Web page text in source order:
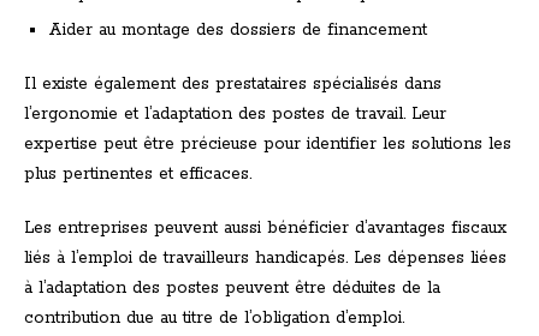
Aider au montage des dossiers de financement
Il existe également des prestataires spécialisés dans
l’ergonomie et l’adaptation des postes de travail. Leur
expertise peut être précieuse pour identifier les solutions les
plus pertinentes et efficaces.
Les entreprises peuvent aussi bénéficier d’avantages fiscaux
liés à l’emploi de travailleurs handicapés. Les dépenses liées
à l’adaptation des postes peuvent être déduites de la
contribution due au titre de l’obligation d’emploi.